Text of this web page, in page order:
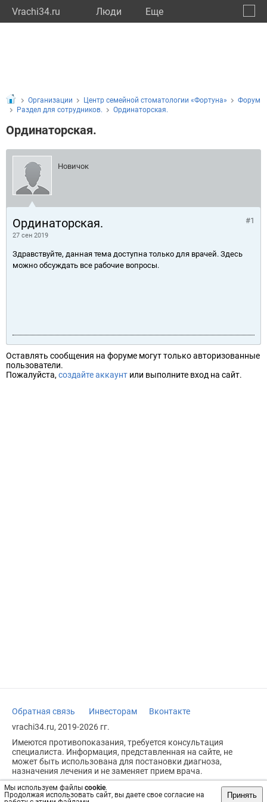
Vrachi34.ru Люди Eще
Мы используем файлы cookie.
Продолжая использовать сайт, вы даете свое согласие на
Принять
Организации Центр семейной стоматологии «Фортуна»
Форум
Раздел для сотрудников.
Ординаторская.
Ординаторская.
Новичок
Ординаторская.
27 сен 2019
#1
Здравствуйте, данная тема доступна только для врачей. Здесь
можно обсуждать все рабочие вопросы.
Оставлять сообщения на форуме могут только авторизованные
пользователи.
Пожалуйста, создайте аккаунт или выполните вход на сайт.
Обратная связь Инвесторам
Вконтакте
vrachi34.ru, 2019-2026 гг.
Имеются противопоказания, требуется консультация
специалиста. Информация, представленная на сайте, не
может быть использована для постановки диагноза,
назначения лечения и не заменяет прием врача.
Возрастное ограничение: 18+